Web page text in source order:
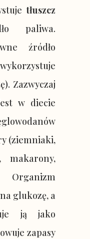
tłuszcz
paliwa.
źródło
Zazwyczaj
w diecie
(ziemniaki,
makarony,
glukozę, a
ją jako
zapasy